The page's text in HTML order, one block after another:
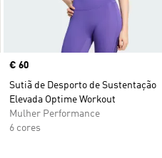
Price
€ 60
Sutiã de Desporto de Sustentação
Elevada Optime Workout
Mulher Performance
6 cores